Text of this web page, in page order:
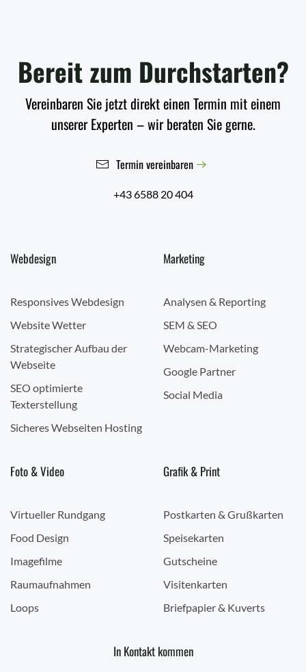
Bereit zum Durchstarten?
Vereinbaren Sie jetzt direkt einen Termin mit einem
unserer Experten – wir beraten Sie gerne.
Termin vereinbaren
+43 6588 20 404
Webdesign
Responsives Webdesign
Website Wetter
Strategischer Aufbau der
Webseite
SEO optimierte
Texterstellung
Sicheres Webseiten Hosting
Marketing
Analysen & Reporting
SEM & SEO
Webcam-Marketing
Google Partner
Social Media
Foto & Video
Virtueller Rundgang
Food Design
Imagefilme
Raumaufnahmen
Loops
Grafik & Print
Postkarten & Grußkarten
Speisekarten
Gutscheine
Visitenkarten
Briefpapier & Kuverts
In Kontakt kommen